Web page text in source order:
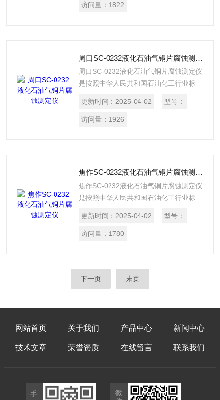
定液化石油气对铜片的腐蚀。
访问量： 1822
周口SC-0232液化石油气铜片腐蚀测定仪
周口SC-0232液化石油气铜片腐蚀测定仪
是按照中华人民共和国石油化工行业标
法》所规定的要求设计制造的，适用于测
定液化石油气对铜片的腐蚀。
更新时间： 2025-04-02 型号：
访问量： 1926
焦作SC-0232液化石油气铜片腐蚀测定仪
焦作SC-0232液化石油气铜片腐蚀测定仪
是按照中华人民共和国石油化工行业标
法》所规定的要求设计制造的，适用于测
定液化石油气对铜片的腐蚀。
更新时间： 2025-04-02 型号：
访问量： 1780
下一页 末页
网站首页 关于我们 产品中心 新闻中心
技术文章 荣誉资质 在线留言 联系我们
手
微